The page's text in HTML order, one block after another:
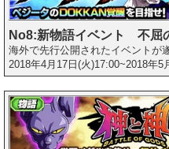
No8:新物語イベント 不屈
海外で先行公開されたイベントが
2018年4月17日(火)17:00~2018年5